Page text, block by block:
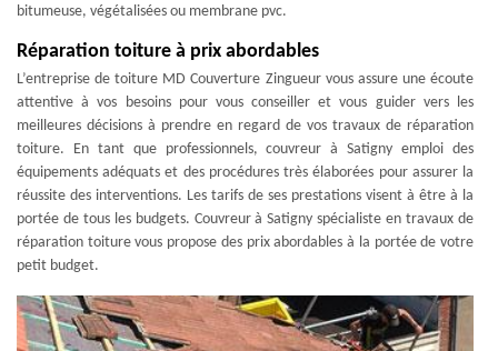
bitumeuse, végétalisées ou membrane pvc.
Réparation toiture à prix abordables
L’entreprise de toiture MD Couverture Zingueur vous assure une écoute
attentive à vos besoins pour vous conseiller et vous guider vers les
meilleures décisions à prendre en regard de vos travaux de réparation
toiture. En tant que professionnels, couvreur à Satigny emploi des
équipements adéquats et des procédures très élaborées pour assurer la
réussite des interventions. Les tarifs de ses prestations visent à être à la
portée de tous les budgets. Couvreur à Satigny spécialiste en travaux de
réparation toiture vous propose des prix abordables à la portée de votre
petit budget.